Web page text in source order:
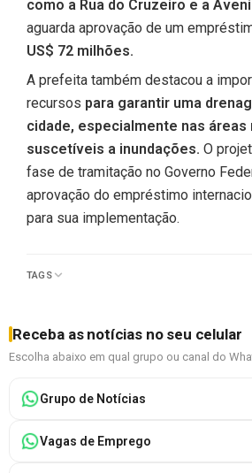
como a Rua do Cruzeiro e a
aguarda aprovação de um
US$ 72 milhões.
A prefeita também destacou a
recursos para garantir uma
cidade, especialmente nas áreas
suscetíveis a inundações. O
fase de tramitação no Governo
aprovação do empréstimo
para sua implementação.
TAGS
Receba as notícias no seu celular
Escolha abaixo em qual grupo ou canal do
Grupo de Notícias
Vagas de Emprego